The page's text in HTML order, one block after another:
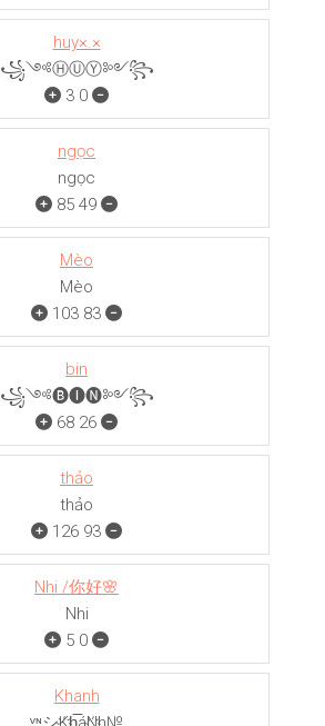
huy×.×
꧁༺ⒽⓊⓎ༻꧂
3 0
ngọc
ngọc
85 49
Mèo
Mèo
103 83
bin
꧁༺🅑🅘🅝༻꧂
68 26
thảo
thảo
126 93
Nhi /你好🌸
Nhi
5 0
Khanh